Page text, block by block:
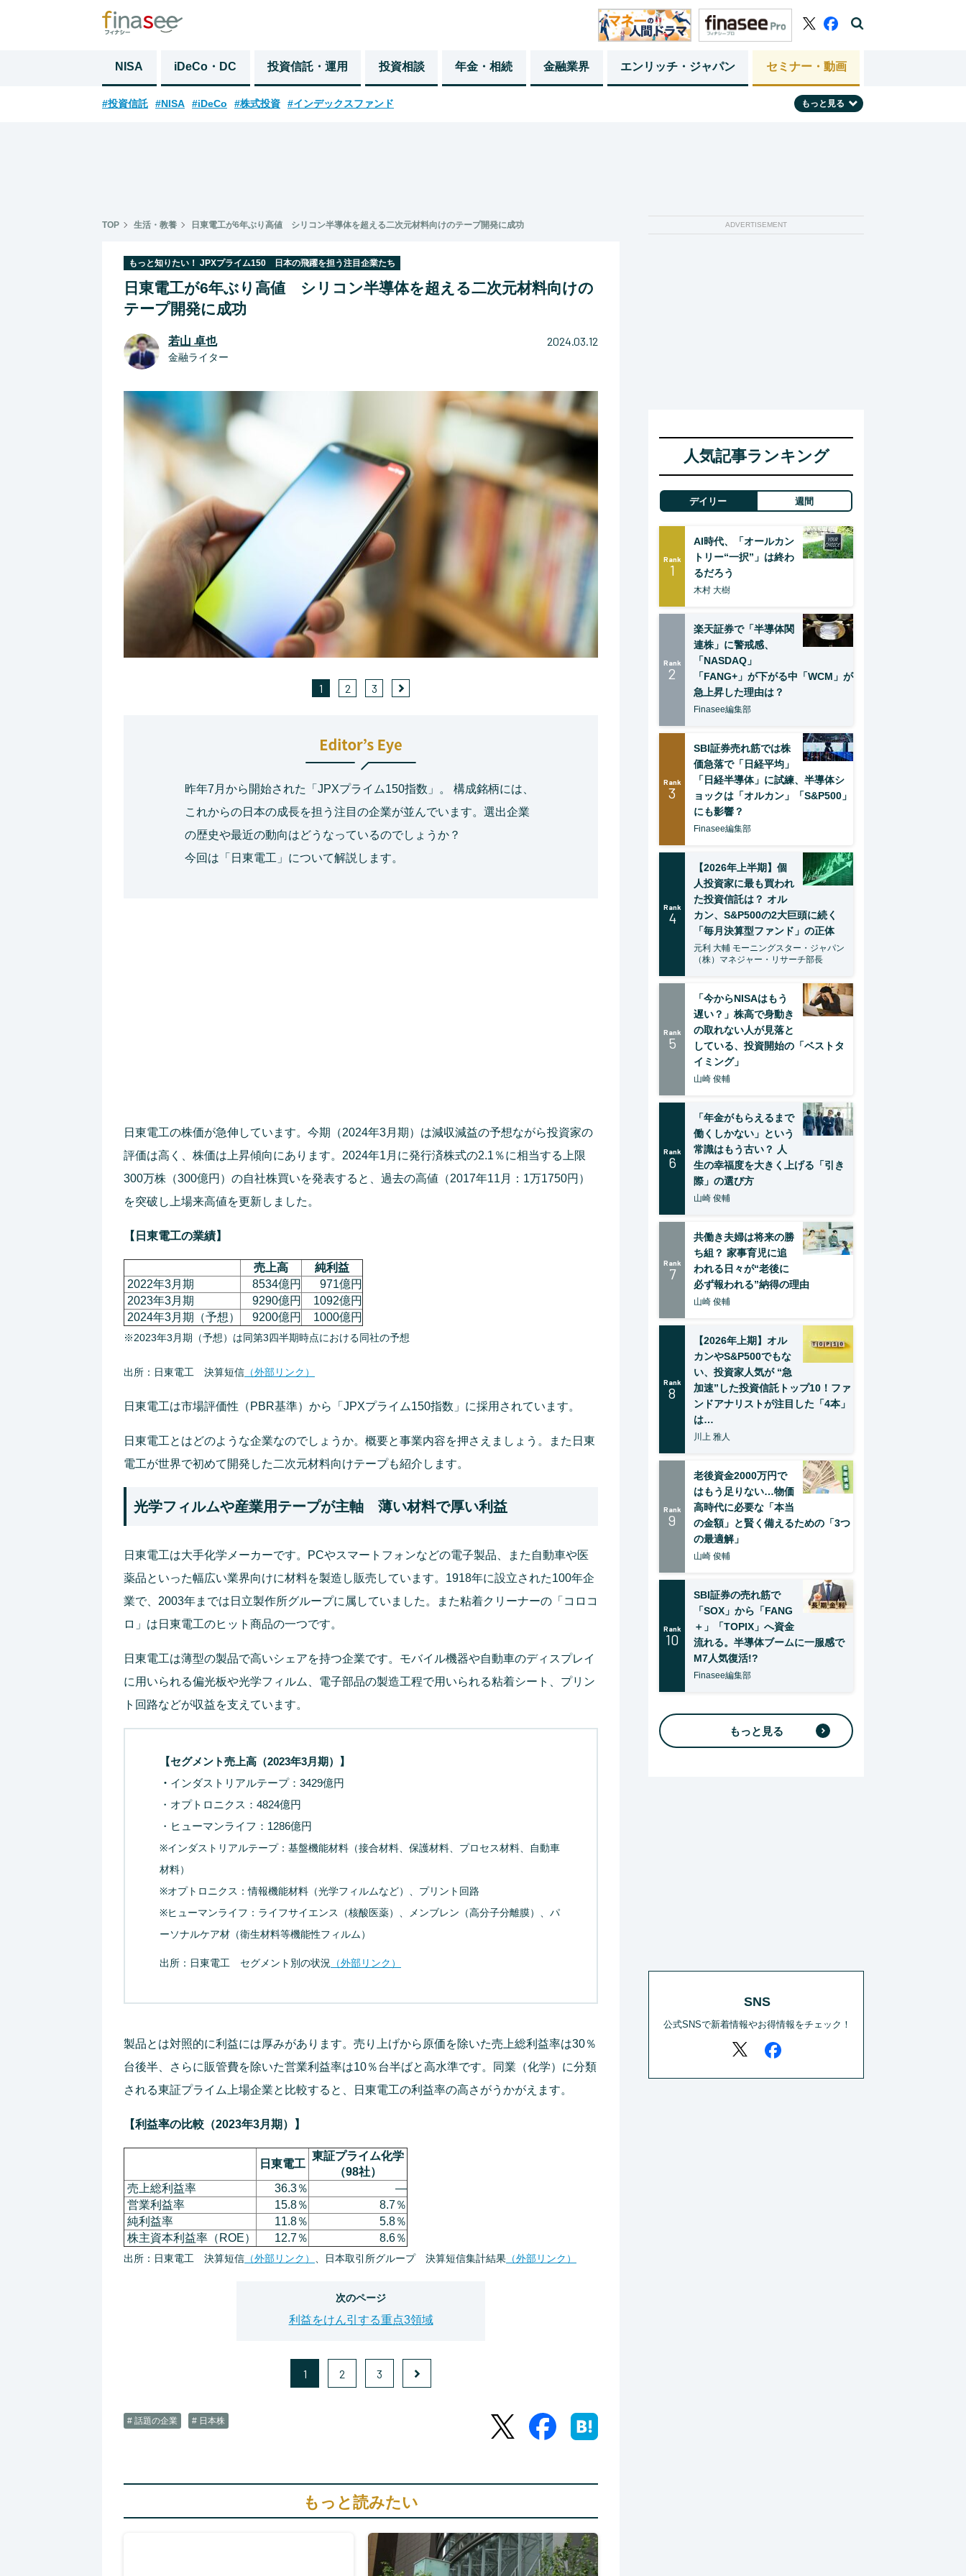
NISA iDeCo・DC 投資信託・運用 投資相談 年金・相続 金融業界 エンリッチ・ジャパン セミナー・動画
#投資信託 #NISA #iDeCo #株式投資 #インデックスファンド もっと見る
TOP 生活・教養 日東電工が6年ぶり高値 シリコン半導体を超える二次元材料向けのテープ開発に成功
もっと知りたい！ JPXプライム150 日本の飛躍を担う注目企業たち
日東電工が6年ぶり高値 シリコン半導体を超える二次元材料向けの
テープ開発に成功
若山 卓也
金融ライター
2024.03.12
1 2 3
昨年7月から開始された「JPXプライム150指数」。 構成銘柄には、
これからの日本の成長を担う注目の企業が並んでいます。選出企業
の歴史や最近の動向はどうなっているのでしょうか？
今回は「日東電工」について解説します。
日東電工の株価が急伸しています。今期（2024年3月期）は減収減益の予想ながら投資家の
評価は高く、株価は上昇傾向にあります。2024年1月に発行済株式の2.1％に相当する上限
300万株（300億円）の自社株買いを発表すると、過去の高値（2017年11月：1万1750円）
を突破し上場来高値を更新しました。
【日東電工の業績】
売上高
純利益
2022年3月期
8534億円
971億円
2023年3月期
9290億円
1092億円
2024年3月期（予想）
9200億円 1000億円
※2023年3月期（予想）は同第3四半期時点における同社の予想
出所：日東電工 決算短信 （外部リンク）
日東電工は市場評価性（PBR基準）から「JPXプライム150指数」に採用されています。
日東電工とはどのような企業なのでしょうか。概要と事業内容を押さえましょう。また日東
電工が世界で初めて開発した二次元材料向けテープも紹介します。
光学フィルムや産業用テープが主軸 薄い材料で厚い利益
日東電工は大手化学メーカーです。PCやスマートフォンなどの電子製品、また自動車や医
薬品といった幅広い業界向けに材料を製造し販売しています。1918年に設立された100年企
業で、2003年までは日立製作所グループに属していました。また粘着クリーナーの「コロコ
ロ」は日東電工のヒット商品の一つです。
日東電工は薄型の製品で高いシェアを持つ企業です。モバイル機器や自動車のディスプレイ
に用いられる偏光板や光学フィルム、電子部品の製造工程で用いられる粘着シート、プリン
ト回路などが収益を支えています。
【セグメント売上高（2023年3月期）】
・ インダストリアルテープ：3429億円
・オプトロニクス：4824億円
・ヒューマンライフ：1286億円
※インダストリアルテープ：基盤機能材料（接合材料、保護材料、プロセス材料、自動車
材料）
※オプトロニクス：情報機能材料（光学フィルムなど）、プリント回路
※ヒューマンライフ：ライフサイエンス（核酸医薬）、メンブレン（高分子分離膜）、パ
ーソナルケア材（衛生材料等機能性フィルム）
出所：日東電工 セグメント別の状況 （外部リンク）
製品とは対照的に利益には厚みがあります。売り上げから原価を除いた売上総利益率は30％
台後半、さらに販管費を除いた営業利益率は10％台半ばと高水準です。同業（化学）に分類
される東証プライム上場企業と比較すると、日東電工の利益率の高さがうかがえます。
【利益率の比較（2023年3月期）】
日東電工
東証プライム化学
（98社）
売上総利益率
36.3％
―
営業利益率
15.8％
8.7％
純利益率
11.8％
5.8％
株主資本利益率（ROE）
12.7％ 8.6％
出所：日東電工 決算短信 （外部リンク） 、日本取引所グループ 決算短信集計結果 （外部リンク）
次のページ
利益をけん引する重点3領域
1 2 3
# 話題の企業 # 日本株
もっと読みたい
ADVERTISEMENT
人気記事ランキング
デイリー 週間
Rank
1
AI時代、「オールカン
トリー“一択”」は終わ
るだろう
木村 大樹
Rank
2
楽天証券で「半導体関
連株」に警戒感、
「NASDAQ」
「FANG+」が下がる中「WCM」が
急上昇した理由は？
Finasee編集部
Rank
3
SBI証券売れ筋では株
価急落で「日経平均」
「日経半導体」に試練、半導体シ
ョックは「オルカン」「S&P500」
にも影響？
Finasee編集部
Rank
4
【2026年上半期】個
人投資家に最も買われ
た投資信託は？ オル
カン、S&P500の2大巨頭に続く
「毎月決算型ファンド」の正体
元利 大輔 モーニングスター・ジャパン
（株）マネジャー・リサーチ部長
Rank
5
「今からNISAはもう
遅い？」株高で身動き
の取れない人が見落と
している、投資開始の「ベストタ
イミング」
山崎 俊輔
Rank
6
「年金がもらえるまで
働くしかない」という
常識はもう古い？ 人
生の幸福度を大きく上げる「引き
際」の選び方
山崎 俊輔
Rank
7
共働き夫婦は将来の勝
ち組？ 家事育児に追
われる日々が“老後に
必ず報われる”納得の理由
山崎 俊輔
Rank
8
【2026年上期】オル
カンやS&P500でもな
い、投資家人気が “急
加速”した投資信託トップ10！ファ
ンドアナリストが注目した「4本」
は…
川上 雅人
Rank
9
老後資金2000万円で
はもう足りない…物価
高時代に必要な「本当
の金額」と賢く備えるための「3つ
の最適解」
山崎 俊輔
Rank
10
SBI証券の売れ筋で
「SOX」から「FANG
＋」「TOPIX」へ資金
流れる。半導体ブームに一服感で
M7人気復活!?
Finasee編集部
もっと見る
SNS
公式SNSで新着情報やお得情報をチェック！